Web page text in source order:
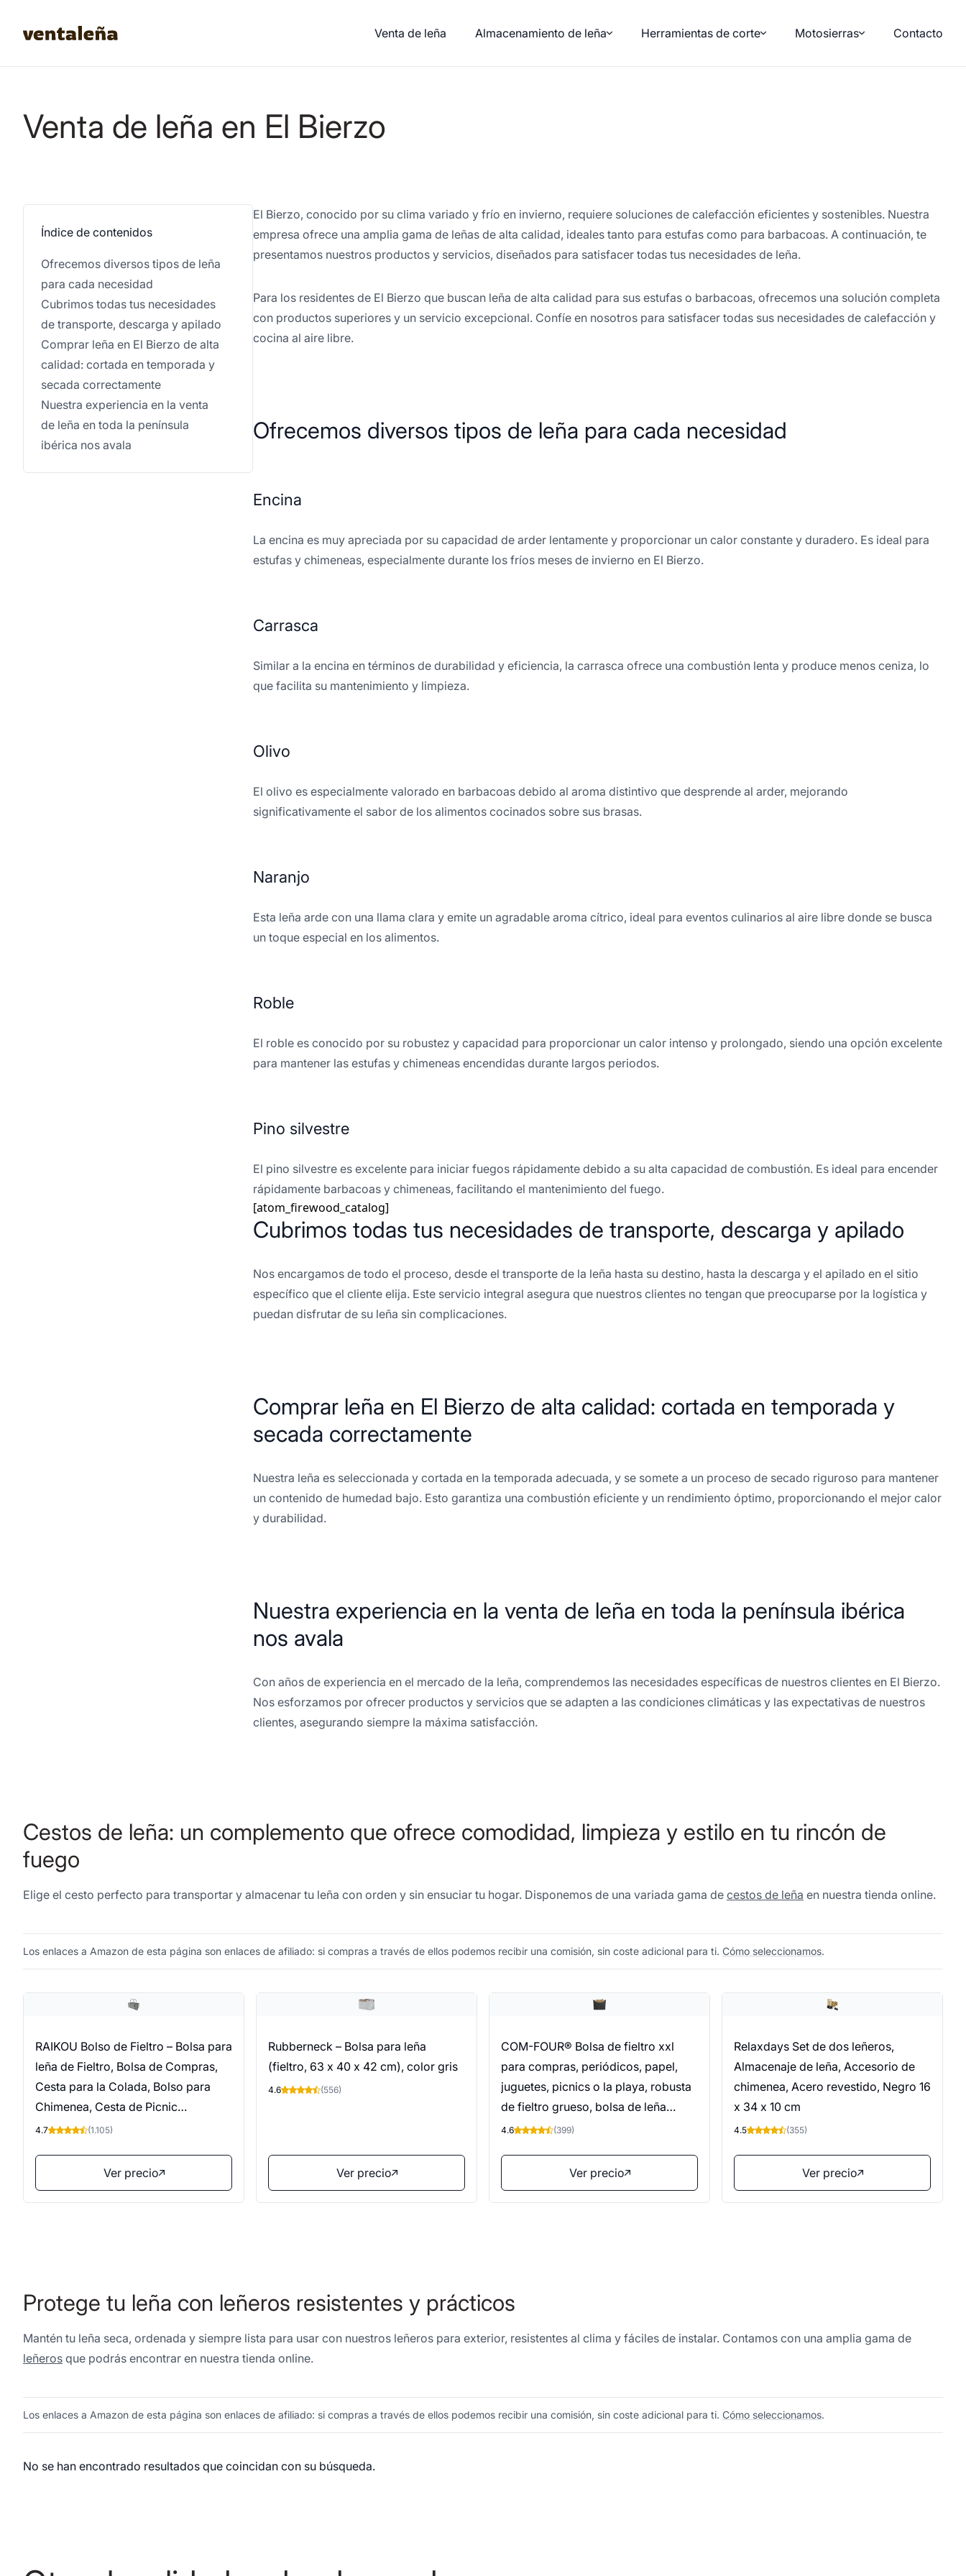
Venta de leña Almacenamiento de leña Herramientas de corte Motosierras Contacto
Venta de leña en El Bierzo
Índice de contenidos
Ofrecemos diversos tipos de leña
para cada necesidad
Cubrimos todas tus necesidades
de transporte, descarga y apilado
Comprar leña en El Bierzo de alta
calidad: cortada en temporada y
secada correctamente
Nuestra experiencia en la venta
de leña en toda la península
ibérica nos avala
El Bierzo, conocido por su clima variado y frío en invierno, requiere soluciones de calefacción eficientes y sostenibles. Nuestra
empresa ofrece una amplia gama de leñas de alta calidad, ideales tanto para estufas como para barbacoas. A continuación, te
presentamos nuestros productos y servicios, diseñados para satisfacer todas tus necesidades de leña.
Para los residentes de El Bierzo que buscan leña de alta calidad para sus estufas o barbacoas, ofrecemos una solución completa
con productos superiores y un servicio excepcional. Confíe en nosotros para satisfacer todas sus necesidades de calefacción y
cocina al aire libre.
Ofrecemos diversos tipos de leña para cada necesidad
Encina
La encina es muy apreciada por su capacidad de arder lentamente y proporcionar un calor constante y duradero. Es ideal para
estufas y chimeneas, especialmente durante los fríos meses de invierno en El Bierzo.
Carrasca
Similar a la encina en términos de durabilidad y eficiencia, la carrasca ofrece una combustión lenta y produce menos ceniza, lo
que facilita su mantenimiento y limpieza.
Olivo
El olivo es especialmente valorado en barbacoas debido al aroma distintivo que desprende al arder, mejorando
significativamente el sabor de los alimentos cocinados sobre sus brasas.
Naranjo
Esta leña arde con una llama clara y emite un agradable aroma cítrico, ideal para eventos culinarios al aire libre donde se busca
un toque especial en los alimentos.
Roble
El roble es conocido por su robustez y capacidad para proporcionar un calor intenso y prolongado, siendo una opción excelente
para mantener las estufas y chimeneas encendidas durante largos periodos.
Pino silvestre
El pino silvestre es excelente para iniciar fuegos rápidamente debido a su alta capacidad de combustión. Es ideal para encender
rápidamente barbacoas y chimeneas, facilitando el mantenimiento del fuego.
[atom_firewood_catalog]
Cubrimos todas tus necesidades de transporte, descarga y apilado
Nos encargamos de todo el proceso, desde el transporte de la leña hasta su destino, hasta la descarga y el apilado en el sitio
específico que el cliente elija. Este servicio integral asegura que nuestros clientes no tengan que preocuparse por la logística y
puedan disfrutar de su leña sin complicaciones.
Comprar leña en El Bierzo de alta calidad: cortada en temporada y
secada correctamente
Nuestra leña es seleccionada y cortada en la temporada adecuada, y se somete a un proceso de secado riguroso para mantener
un contenido de humedad bajo. Esto garantiza una combustión eficiente y un rendimiento óptimo, proporcionando el mejor calor
y durabilidad.
Nuestra experiencia en la venta de leña en toda la península ibérica
nos avala
Con años de experiencia en el mercado de la leña, comprendemos las necesidades específicas de nuestros clientes en El Bierzo.
Nos esforzamos por ofrecer productos y servicios que se adapten a las condiciones climáticas y las expectativas de nuestros
clientes, asegurando siempre la máxima satisfacción.
Cestos de leña: un complemento que ofrece comodidad, limpieza y estilo en tu rincón de
fuego
Elige el cesto perfecto para transportar y almacenar tu leña con orden y sin ensuciar tu hogar. Disponemos de una variada gama de cestos de leña en nuestra tienda online.
Los enlaces a Amazon de esta página son enlaces de afiliado: si compras a través de ellos podemos recibir una comisión, sin coste adicional para ti. Cómo seleccionamos.
RAIKOU Bolso de Fieltro – Bolsa para
leña de Fieltro, Bolsa de Compras,
Cesta para la Colada, Bolso para
Chimenea, Cesta de Picnic
(Gris,50x34x27cm)
4.7 (1.105)
Ver precio
Rubberneck – Bolsa para leña
(fieltro, 63 x 40 x 42 cm), color gris
4.6 (556)
Ver precio
COM-FOUR® Bolsa de fieltro xxl
para compras, periódicos, papel,
juguetes, picnics o la playa, robusta
de fieltro grueso, bolsa de leña
perfecta para leña (01 pieza
4.6 (399)
Ver precio
Relaxdays Set de dos leñeros,
Almacenaje de leña, Accesorio de
chimenea, Acero revestido, Negro 16
x 34 x 10 cm
4.5 (355)
Ver precio
Protege tu leña con leñeros resistentes y prácticos
Mantén tu leña seca, ordenada y siempre lista para usar con nuestros leñeros para exterior, resistentes al clima y fáciles de instalar. Contamos con una amplia gama de
leñeros que podrás encontrar en nuestra tienda online.
Los enlaces a Amazon de esta página son enlaces de afiliado: si compras a través de ellos podemos recibir una comisión, sin coste adicional para ti. Cómo seleccionamos.
No se han encontrado resultados que coincidan con su búsqueda.